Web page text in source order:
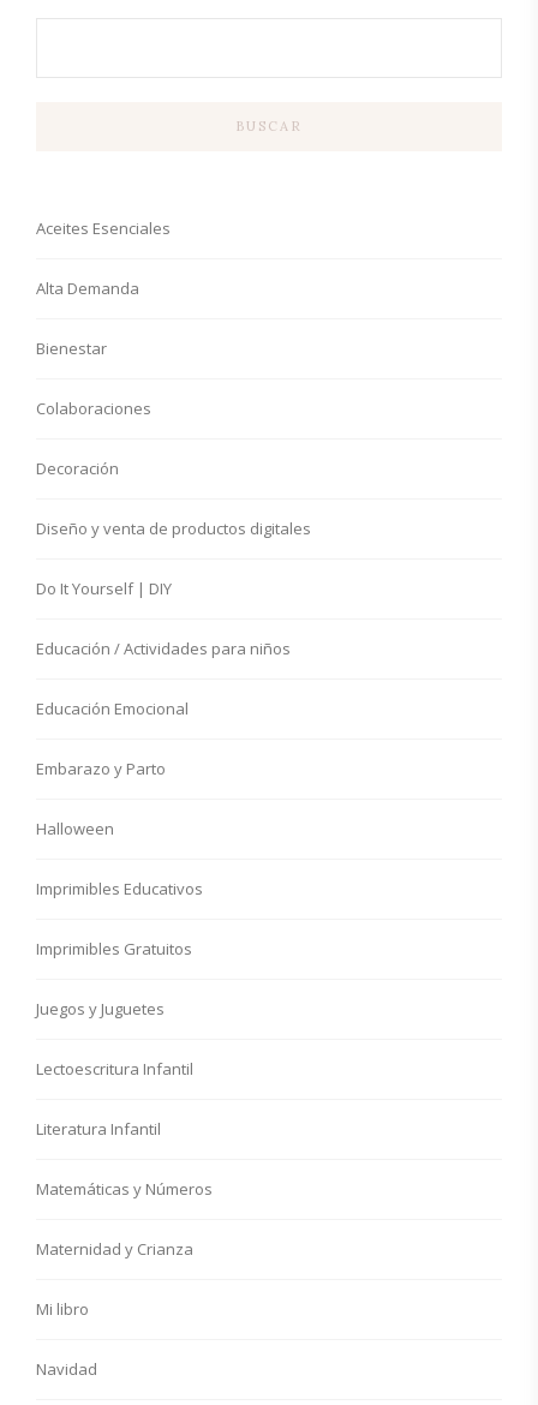
BUSCAR
Aceites Esenciales
Alta Demanda
Bienestar
Colaboraciones
Decoración
Diseño y venta de productos digitales
Do It Yourself | DIY
Educación / Actividades para niños
Educación Emocional
Embarazo y Parto
Halloween
Imprimibles Educativos
Imprimibles Gratuitos
Juegos y Juguetes
Lectoescritura Infantil
Literatura Infantil
Matemáticas y Números
Maternidad y Crianza
Mi libro
Navidad